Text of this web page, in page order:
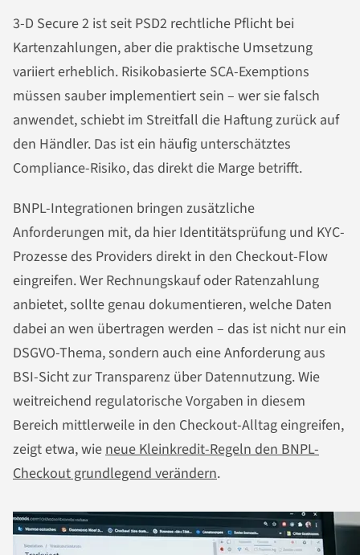
3-D Secure 2 ist seit PSD2 rechtliche Pflicht bei
Kartenzahlungen, aber die praktische Umsetzung
variiert erheblich. Risikobasierte SCA-Exemptions
müssen sauber implementiert sein – wer sie falsch
anwendet, schiebt im Streitfall die Haftung zurück auf
den Händler. Das ist ein häufig unterschätztes
Compliance-Risiko, das direkt die Marge betrifft.
BNPL-Integrationen bringen zusätzliche
Anforderungen mit, da hier Identitätsprüfung und KYC-
Prozesse des Providers direkt in den Checkout-Flow
eingreifen. Wer Rechnungskauf oder Ratenzahlung
anbietet, sollte genau dokumentieren, welche Daten
dabei an wen übertragen werden – das ist nicht nur ein
DSGVO-Thema, sondern auch eine Anforderung aus
BSI-Sicht zur Transparenz über Datennutzung. Wie
weitreichend regulatorische Vorgaben in diesem
Bereich mittlerweile in den Checkout-Alltag eingreifen,
zeigt etwa, wieneue Kleinkredit-Regeln den BNPL-
Checkout grundlegend verändern.